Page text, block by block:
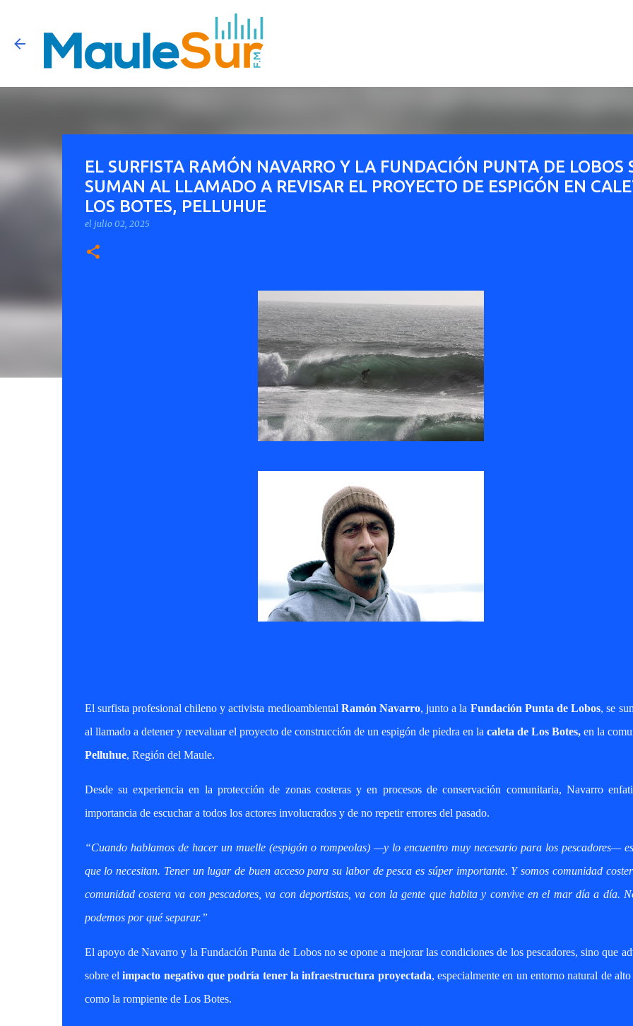
EL SURFISTA RAMÓN NAVARRO Y LA FUNDACIÓN PUNTA DE LOBOS
SUMAN AL LLAMADO A REVISAR EL PROYECTO DE ESPIGÓN EN
LOS BOTES, PELLUHUE
el julio 02, 2025
El surfista profesional chileno y activista medioambiental Ramón Navarro, junto a la Fundación Punta de Lobos, se
al llamado a detener y reevaluar el proyecto de construcción de un espigón de piedra en lacaleta de Los Botes,en la
Pelluhue, Región del Maule.
Desde su experiencia en la protección de zonas costeras y en procesos de conservación comunitaria, Navarro
importancia de escuchar a todos los actores involucrados y de no repetir errores del pasado.
“Cuando hablamos de hacer un muelle (espigón o rompeolas) —y lo encuentro muy necesario para los pescadores—
que lo necesitan. Tener un lugar de buen acceso para su labor de pesca es súper importante. Y somos comunidad
comunidad costera va con pescadores, va con deportistas, va con la gente que habita y convive en el mar día a día.
podemos por qué separar.”
El apoyo de Navarro y la Fundación Punta de Lobos no se opone a mejorar las condiciones de los pescadores, sino que
sobre elimpacto negativo que podría tener la infraestructura proyectada, especialmente en un entorno natural de
como la rompiente de Los Botes.